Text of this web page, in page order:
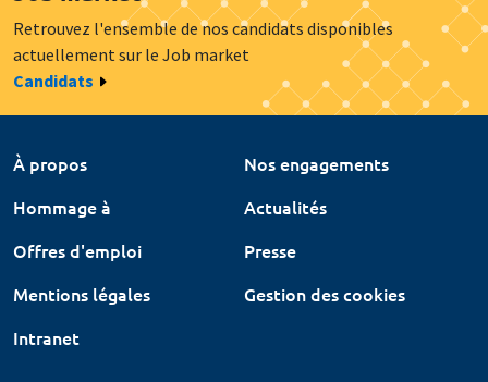
Retrouvez l'ensemble de nos candidats disponibles
actuellement sur le Job market
Candidats
À propos
Nos engagements
Hommage à
Actualités
Offres d'emploi
Presse
Mentions légales
Gestion des cookies
Intranet